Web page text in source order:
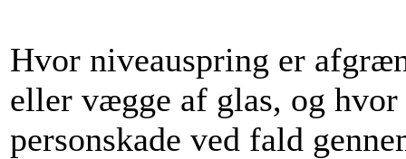
Hvor niveauspring er
eller vægge af glas, og
personskade ved fald